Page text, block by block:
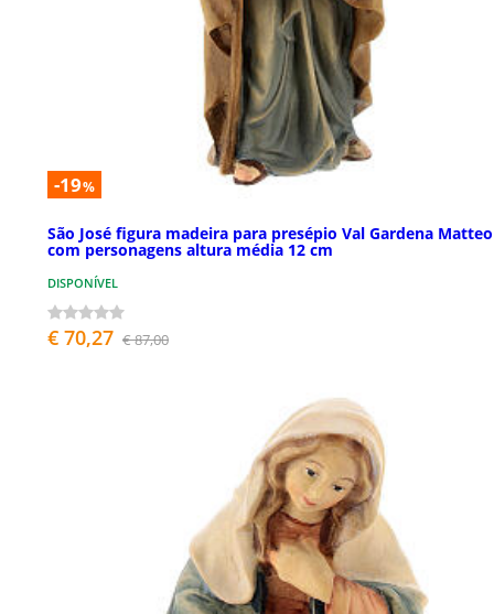
-19%
São José figura madeira para presépio Val Gardena Matteo
com personagens altura média 12 cm
DISPONÍVEL
€ 70,27 € 87,00